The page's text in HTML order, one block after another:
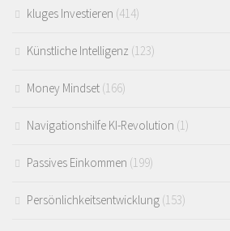
kluges Investieren (414)
Künstliche Intelligenz (123)
Money Mindset (166)
Navigationshilfe KI-Revolution (1)
Passives Einkommen (199)
Persönlichkeitsentwicklung (153)